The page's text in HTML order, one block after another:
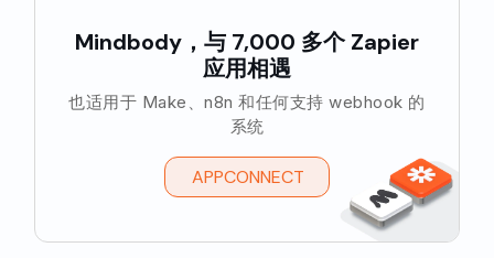
Mindbody，与 7,000 多个 Zapier
应用相遇
也适用于 Make、n8n 和任何支持 webhook 的
系统
APPCONNECT